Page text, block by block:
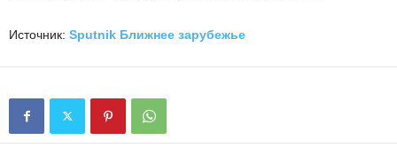
Источник: Sputnik Ближнее зарубежье